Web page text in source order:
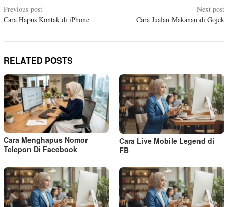
Post
navigation
Previous post
Cara Hapus Kontak di iPhone
Next post
Cara Jualan Makanan di Gojek
RELATED POSTS
Cara Menghapus Nomor
Telepon Di Facebook
Cara Live Mobile Legend di
FB